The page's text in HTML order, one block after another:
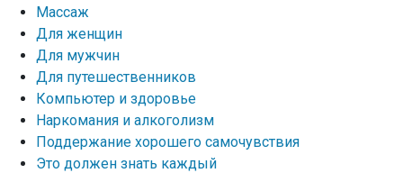
Массаж
Для женщин
Для мужчин
Для путешественников
Компьютер и здоровье
Наркомания и алкоголизм
Поддержание хорошего самочувствия
Это должен знать каждый